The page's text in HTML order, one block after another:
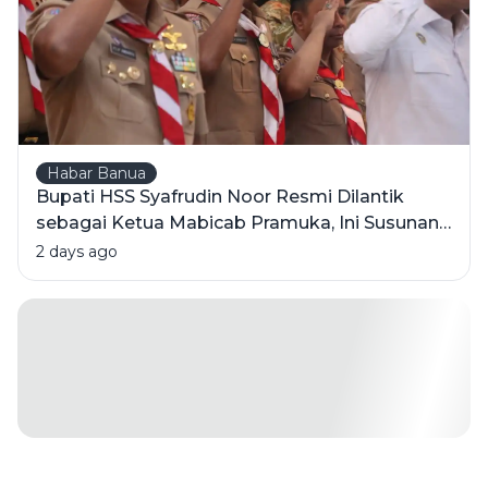
Habar Banua
Bupati HSS Syafrudin Noor Resmi Dilantik
sebagai Ketua Mabicab Pramuka, Ini Susunan
Pengurus 2025-2030
2 days ago